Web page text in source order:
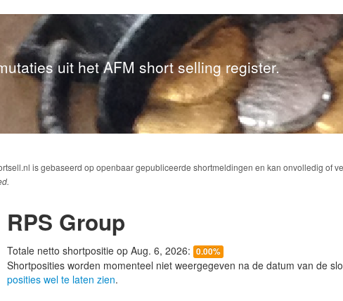
uit het AFM short selling register.
is gebaseerd op openbaar gepubliceerde shortmeldingen en kan onvolledig of
RPS Group
Totale netto shortpositie op Aug. 6, 2026: 0.00%
Shortposities worden momenteel niet weergegeven na de datum van de
posities wel te laten zien.